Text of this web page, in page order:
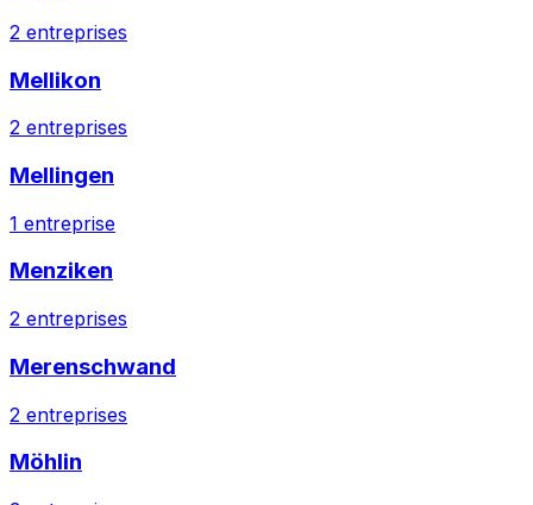
2 entreprises
Mellikon
2 entreprises
Mellingen
1 entreprise
Menziken
2 entreprises
Merenschwand
2 entreprises
Möhlin